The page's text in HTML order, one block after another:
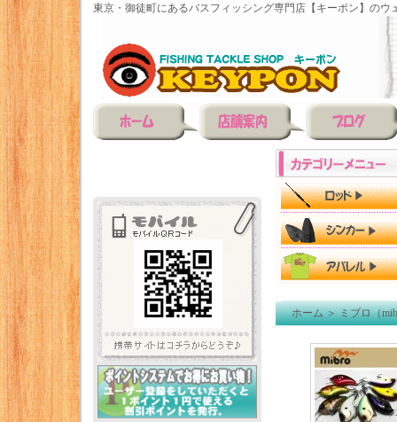
東京・御徒町にあるバスフィッシング専門店【キーポン】のウ
ホーム＞ミブロ（